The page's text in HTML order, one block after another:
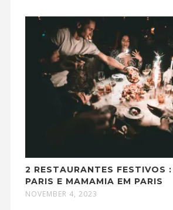
2 RESTAURANTES FESTIVOS :
PARIS E MAMAMIA EM PARIS
NOVEMBER 4, 2023